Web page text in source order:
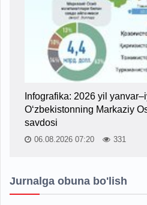
Infografika: 2026 yil
O‘zbekistonning Markaziy
savdosi
06.08.2026 07:20 331
Jurnalga obuna bo'lish